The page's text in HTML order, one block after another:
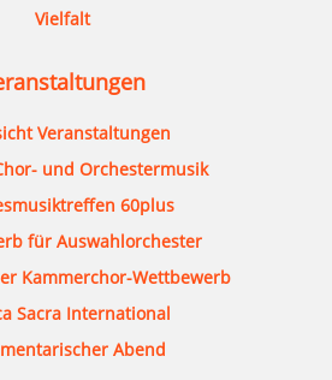
Vielfalt
Veranstaltungen
und Orchestermusik
60plus
für Auswahlorchester
Kammerchor-Wettbewerb
Sacra International
Abend